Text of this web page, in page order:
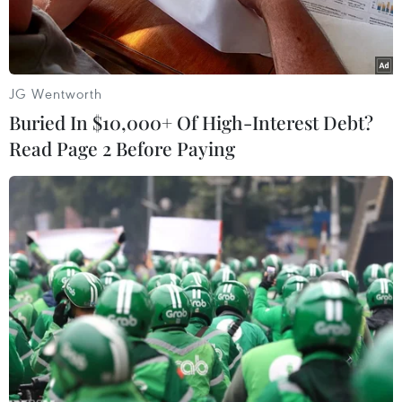
Cá jawfish đực ấp trứng trong miệng. (Nguồn: Daily Mail)
Nếu bạn là một bà mẹ mang thai hay phàn nàn
vì phải mang thêm đứa bé trong bụng, hãy dành
sự cảm thông cho con cá jawfish đực. Chú cá chỉ
dài hơn 15 cm này phải nuôi dưỡng khoảng 400
JG Wentworth
Buried In $10,000+ Of High-Interest Debt?
Read Page 2 Before Paying